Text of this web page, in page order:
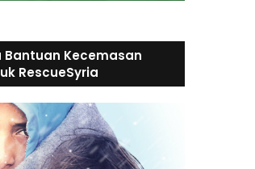
Bantuan Kecemasan
RescueSyria